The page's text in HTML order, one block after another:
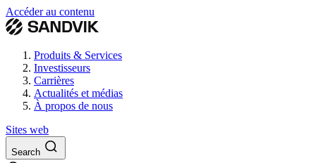
Accéder au contenu
Produits & Services
Investisseurs
Carrières
Actualités et médias
À propos de nous
Sites web
Search